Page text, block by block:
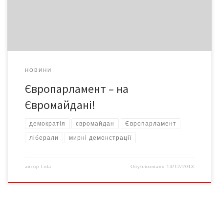
НОВИНИ
Європарламент – на
Євромайдані!
демократія євромайдан Європарламент
ліберали мирні демонстрації
автор Lida Опубліковано 13/12/2013